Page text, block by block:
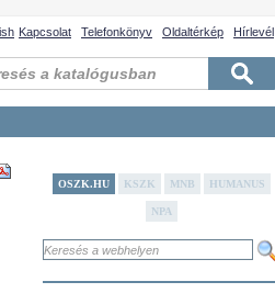
Kapcsolat Telefonkönyv Oldaltérkép Hírlevél
OSZK.HU KSZK MNB HUMANUS
NPA